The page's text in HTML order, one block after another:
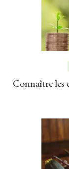
Connaître les